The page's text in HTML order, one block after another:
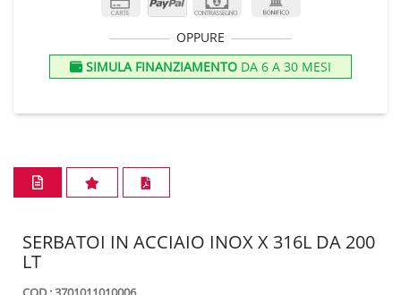
OPPURE
SIMULA FINANZIAMENTO DA 6 A 30 MESI
SERBATOI IN ACCIAIO INOX X 316L DA 200
LT